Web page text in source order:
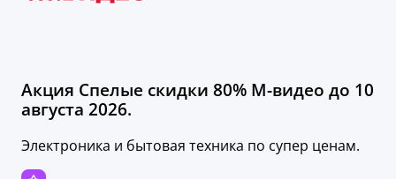
Акция Спелые скидки 80% М-видео до 10
августа 2026.
Электроника и бытовая техника по супер ценам.